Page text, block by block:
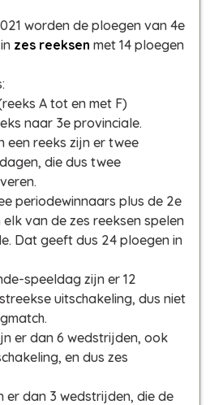
worden de ploegen van 4e
zes reeksen met 14 ploegen
A tot en met F)
naar 3e provinciale.
een reeks zijn er twee
die dus twee
periodewinnaars plus de 2e
van de zes reeksen spelen
Dat geeft dus 24 ploegen in
speeldag zijn er 12
uitschakeling, dus niet
er dan 6 wedstrijden, ook
en dus zes
er dan 3 wedstrijden, die de